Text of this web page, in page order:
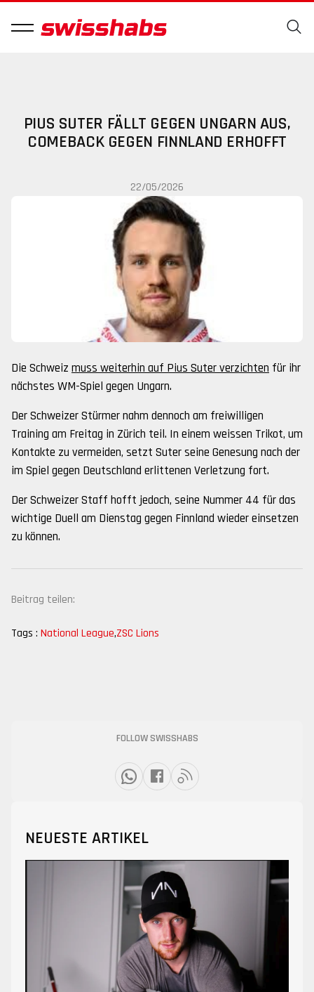
PIUS SUTER FÄLLT GEGEN UNGARN AUS,
COMEBACK GEGEN FINNLAND ERHOFFT
22/05/2026
Die Schweiz muss weiterhin auf Pius Suter verzichten für ihr
nächstes WM-Spiel gegen Ungarn.
Der Schweizer Stürmer nahm dennoch am freiwilligen
Training am Freitag in Zürich teil. In einem weissen Trikot, um
Kontakte zu vermeiden, setzt Suter seine Genesung nach der
im Spiel gegen Deutschland erlittenen Verletzung fort.
Der Schweizer Staff hofft jedoch, seine Nummer 44 für das
wichtige Duell am Dienstag gegen Finnland wieder einsetzen
zu können.
Beitrag teilen:
Tags : National League,ZSC Lions
FOLLOW SWISSHABS
NEUESTE ARTIKEL